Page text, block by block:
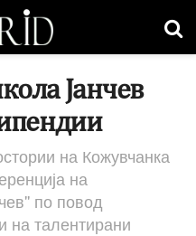
Јанчев
на Кожувчанка
на
по повод
на талентирани